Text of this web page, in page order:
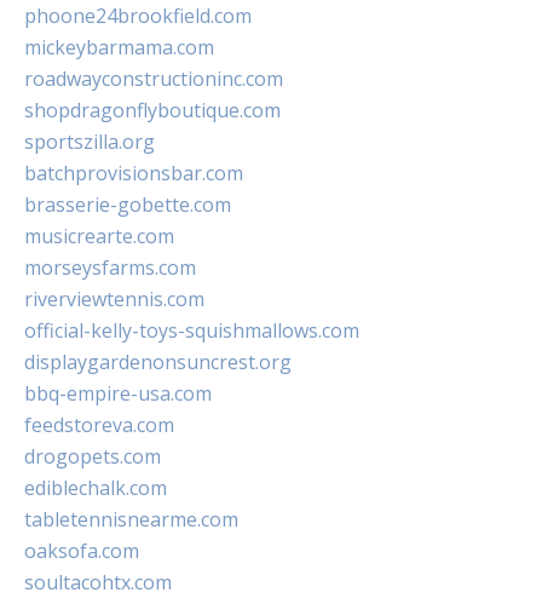
phoone24brookfield.com
mickeybarmama.com
roadwayconstructioninc.com
shopdragonflyboutique.com
sportszilla.org
batchprovisionsbar.com
brasserie-gobette.com
musicrearte.com
morseysfarms.com
riverviewtennis.com
official-kelly-toys-squishmallows.com
displaygardenonsuncrest.org
bbq-empire-usa.com
feedstoreva.com
drogopets.com
ediblechalk.com
tabletennisnearme.com
oaksofa.com
soultacohtx.com